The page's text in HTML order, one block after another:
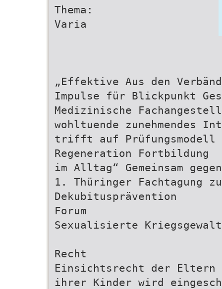
Thema:
Varia
„Effektive Aus den
Impulse für Blickpunkt
Medizinische
wohltuende zunehmendes
trifft auf Prüfungsmodell
Regeneration Fortbildung
im Alltag“ Gemeinsam
1. Thüringer Fachtagung
Dekubitusprävention
Forum
Sexualisierte
Recht
Einsichtsrecht der Eltern
ihrer Kinder wird